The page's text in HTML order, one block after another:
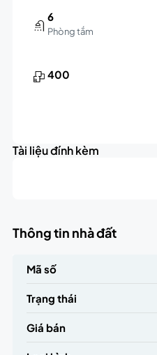
6
Phòng tắm
400
Tài liệu đính kèm
Thông tin nhà đất
Mã số
Trạng thái
Giá bán